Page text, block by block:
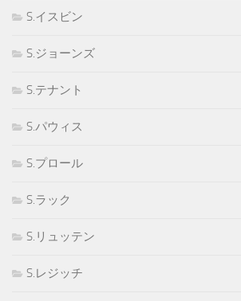
S.イスビン
S.ジョーンズ
S.テナント
S.パウィス
S.プロール
S.ラック
S.リュッテン
S.レジッチ